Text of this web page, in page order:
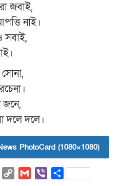
জবাই,
নাই।
সবাই,
জনে,
দলে দলে।
PhotoCard (1080×1080)
Email Copy
Gmail ViberShare